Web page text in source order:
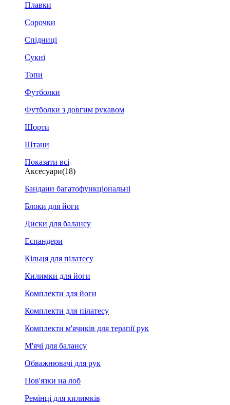
Плавки
Сорочки
Спідниці
Сукні
Топи
Футболки
Футболки з довгим рукавом
Шорти
Штани
Показати всі
Аксесуари(18)
Бандани багатофункціональні
Блоки для йоги
Диски для балансу
Еспандери
Кільця для пілатесу
Килимки для йоги
Комплекти для йоги
Комплекти для пілатесу
Комплекти м'ячиків для терапії рук
М'ячі для балансу
Обважнювачі для рук
Пов'язки на лоб
Ремінці для килимків